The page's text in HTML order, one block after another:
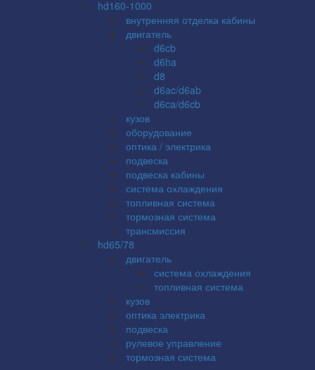
hd160-1000
внутренняя отделка кабины
двигатель
d6cb
d6ha
d8
d6ac/d6ab
d6ca/d6cb
кузов
оборудование
оптика / электрика
подвеска
подвеска кабины
система охлаждения
топливная система
тормозная система
трансмиссия
hd65/78
двигатель
система охлаждения
топливная система
кузов
оптика электрика
подвеска
рулевое управление
тормозная система